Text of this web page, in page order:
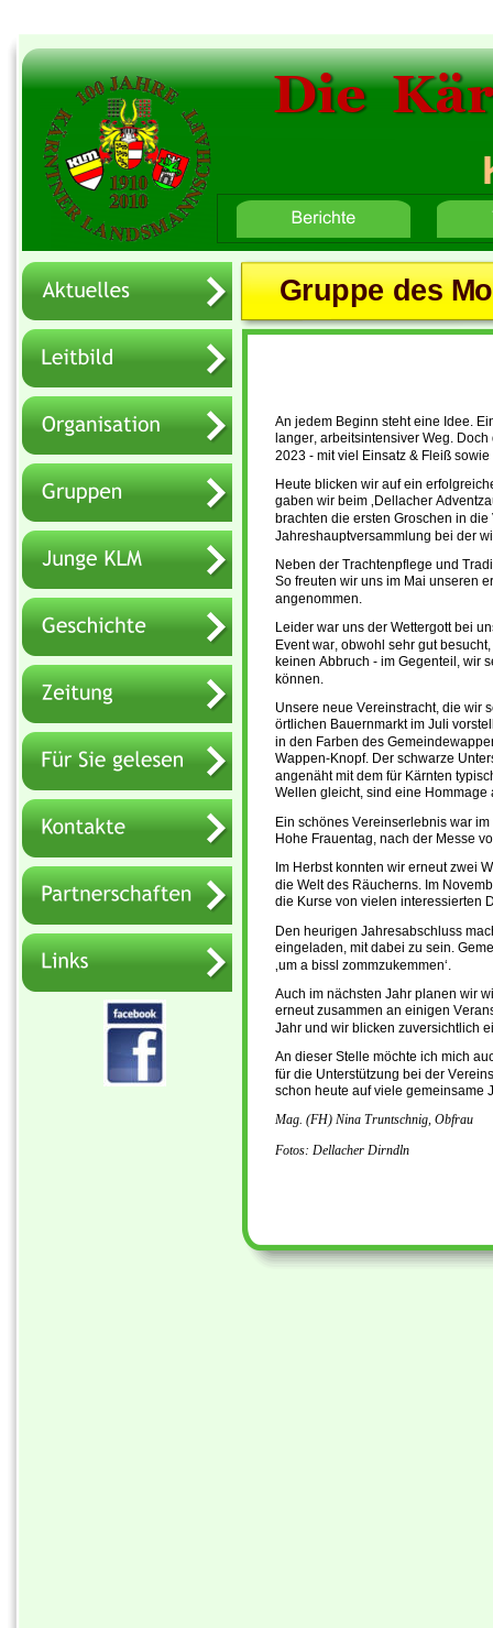
Home Button-Text 2
Die
Gruppe des
An jedem Beginn steht eine Idee.
langer, arbeitsintensiver Weg.
2023 - mit viel Einsatz & Fleiß
Heute blicken wir auf ein
gaben wir beim ‚Dellacher
brachten die ersten Groschen in
Jahreshauptversammlung bei der
Neben der Trachtenpflege und
So freuten wir uns im Mai unseren
angenommen.
Leider war uns der Wettergott bei
Event war, obwohl sehr gut
keinen Abbruch - im Gegenteil, wir
können.
Unsere neue Vereinstracht, die wir
örtlichen Bauernmarkt im Juli
in den Farben des
Wappen-Knopf. Der schwarze
angenäht mit dem für Kärnten
Wellen gleicht, sind eine
Ein schönes Vereinserlebnis war
Hohe Frauentag, nach der Messe
Im Herbst konnten wir erneut zwei
die Welt des Räucherns. Im
die Kurse von vielen interessierten
Den heurigen Jahresabschluss
eingeladen, mit dabei zu sein.
‚um a bissl zommzukemmen‘.
Auch im nächsten Jahr planen wir
erneut zusammen an einigen
Jahr und wir blicken zuversichtlich
An dieser Stelle möchte ich mich
für die Unterstützung bei der
schon heute auf viele gemeinsame
Mag. (FH) Nina Truntschnig, Obfrau
Fotos: Dellacher Dirndln